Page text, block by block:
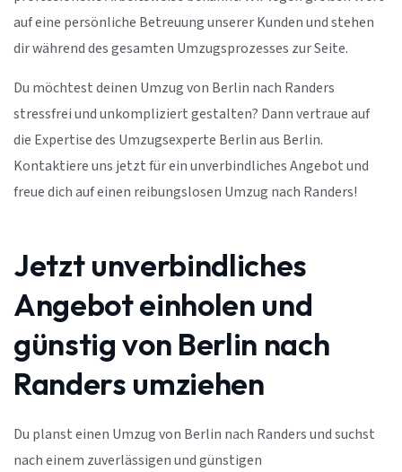
auf eine persönliche Betreuung unserer Kunden und stehen
dir während des gesamten Umzugsprozesses zur Seite.
Du möchtest deinen Umzug von Berlin nach Randers
stressfrei und unkompliziert gestalten? Dann vertraue auf
die Expertise des Umzugsexperte Berlin aus Berlin.
Kontaktiere uns jetzt für ein unverbindliches Angebot und
freue dich auf einen reibungslosen Umzug nach Randers!
Jetzt unverbindliches
Angebot einholen und
günstig von Berlin nach
Randers umziehen
Du planst einen Umzug von Berlin nach Randers und suchst
nach einem zuverlässigen und günstigen